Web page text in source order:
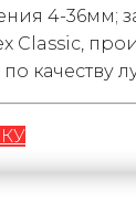
4-36мм;
Classic,
качеству